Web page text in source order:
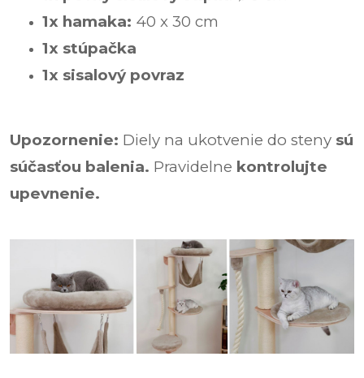
1x hamaka: 40 x 30 cm
1x stúpačka
1x sisalový povraz
Upozornenie: Diely na ukotvenie do steny sú
súčasťou balenia. Pravidelne kontrolujte
upevnenie.